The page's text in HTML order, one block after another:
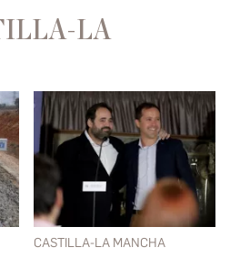
LA
CASTILLA-LA MANCHA